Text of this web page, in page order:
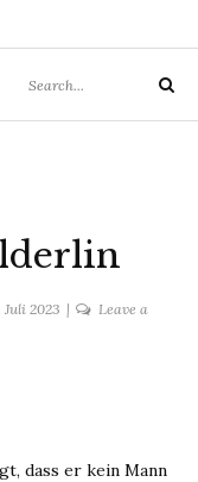
for:
Search
Juli 2023
Leave a
dass er kein Mann